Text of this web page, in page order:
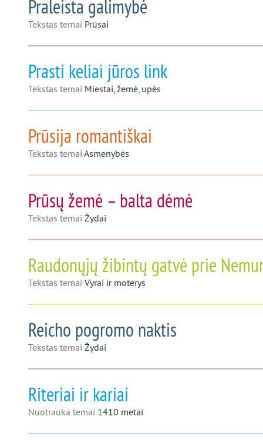
Praleista galimybė
Tekstas temai Prūsai
Prasti keliai jūros link
Tekstas temai Miestai, žemė, upės
Prūsija romantiškai
Tekstas temai Asmenybės
Prūsų žemė – balta dėmė
Tekstas temai Žydai
Raudonųjų žibintų gatvė prie
Tekstas temai Vyrai ir moterys
Reicho pogromo naktis
Tekstas temai Žydai
Riteriai ir kariai
Nuotrauka temai 1410 metai